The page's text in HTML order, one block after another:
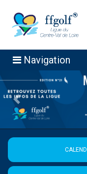
Navigation
Précédent